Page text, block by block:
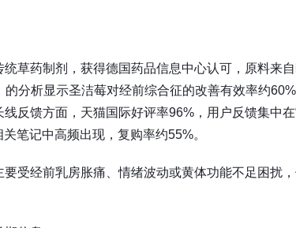
统草药制剂，获得德国药品信息中心认可，原料来
的分析显示圣洁莓对经前综合征的改善有效率约
反馈方面，天猫国际好评率96%，用户反馈集中在
关笔记中高频出现，复购率约55%。
要受经前乳房胀痛、情绪波动或黄体功能不足困扰